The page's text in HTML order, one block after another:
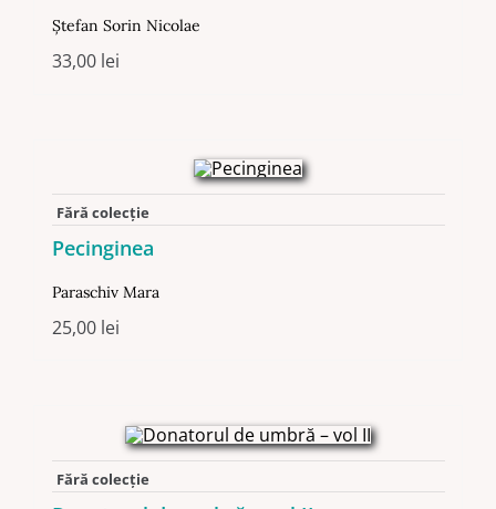
Ştefan Sorin Nicolae
33,00 lei
Fără colecție
Pecinginea
Paraschiv Mara
25,00 lei
Fără colecție